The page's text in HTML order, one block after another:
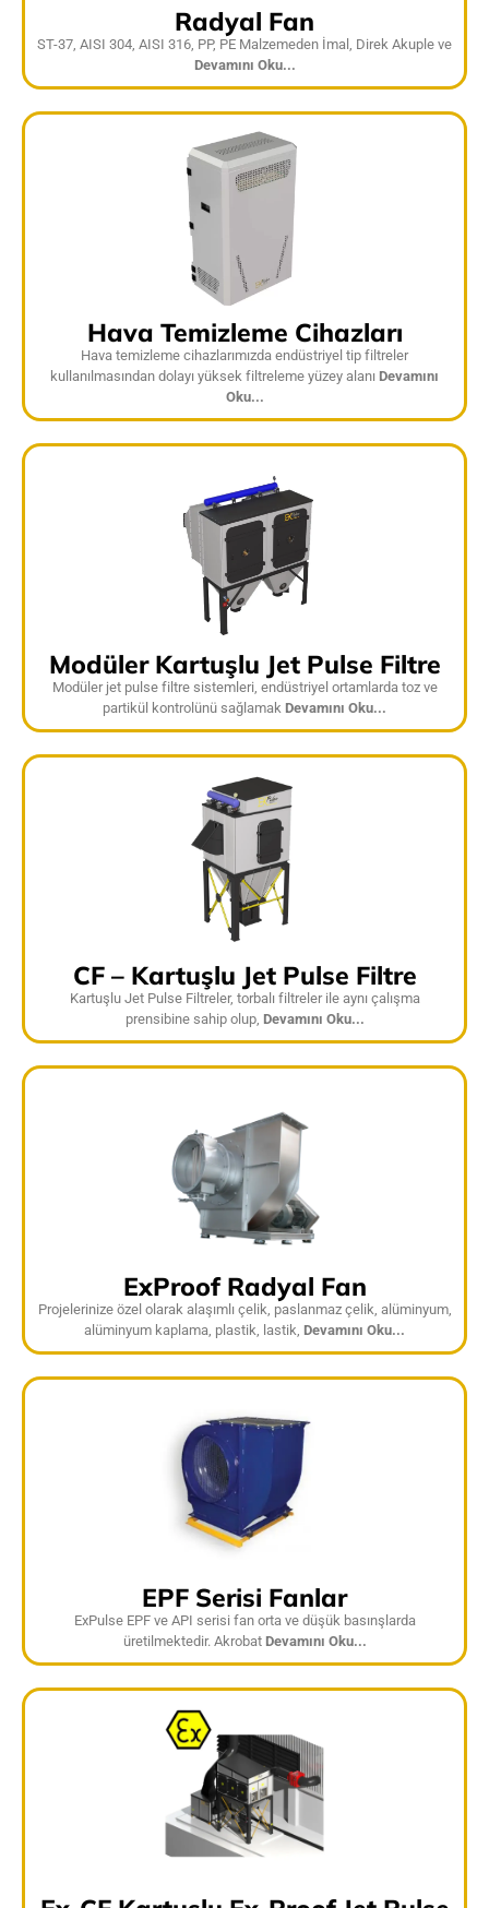
Radyal Fan
ST-37, AISI 304, AISI 316, PP, PE Malzemeden İmal, Direk Akuple ve
Devamını Oku...
Hava Temizleme Cihazları
Hava temizleme cihazlarımızda endüstriyel tip filtreler
kullanılmasından dolayı yüksek filtreleme yüzey alanı Devamını
Oku...
Modüler Kartuşlu Jet Pulse Filtre
Modüler jet pulse filtre sistemleri, endüstriyel ortamlarda toz ve
partikül kontrolünü sağlamak Devamını Oku...
CF – Kartuşlu Jet Pulse Filtre
Kartuşlu Jet Pulse Filtreler, torbalı filtreler ile aynı çalışma
prensibine sahip olup, Devamını Oku...
ExProof Radyal Fan
Projelerinize özel olarak alaşımlı çelik, paslanmaz çelik, alüminyum,
alüminyum kaplama, plastik, lastik, Devamını Oku...
EPF Serisi Fanlar
ExPulse EPF ve API serisi fan orta ve düşük basınşlarda
üretilmektedir. Akrobat Devamını Oku...